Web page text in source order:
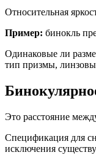
Относительная
Пример: бинокль
Одинаковые ли
тип призмы,
Это расстояние
Спецификация для
исключения